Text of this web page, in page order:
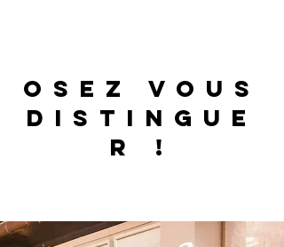
OSEZ VOUS
DISTINGUE
R !